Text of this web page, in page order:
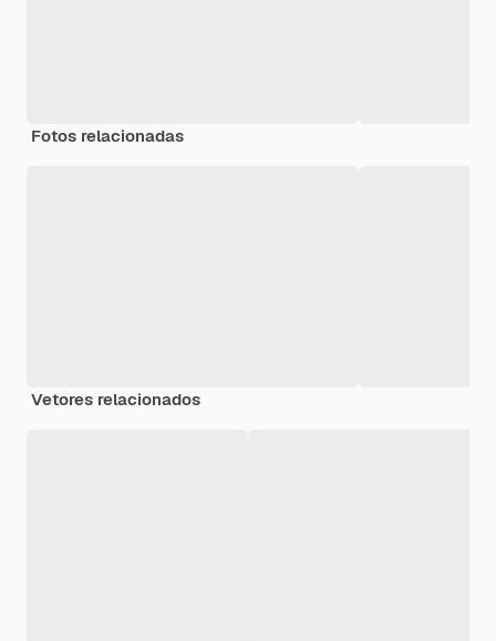
Fotos relacionadas
Vetores relacionados